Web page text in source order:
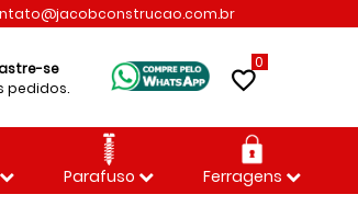
se
pedidos.
0
Parafuso
Ferragens